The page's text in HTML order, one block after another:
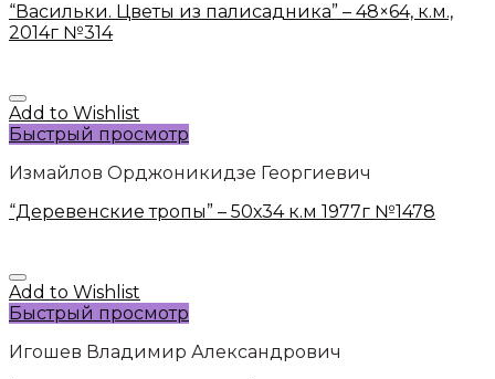
“Васильки. Цветы из палисадника” – 48×64, к.м.,
2014г №314
Add to Wishlist
Быстрый просмотр
Измайлов Орджоникидзе Георгиевич
“Деревенские тропы” – 50х34 к.м 1977г №1478
Add to Wishlist
Быстрый просмотр
Игошев Владимир Александрович